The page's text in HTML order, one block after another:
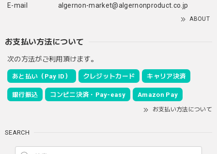
E-mail
algernon-market@algernonproduct.co.jp
ABOUT
お支払い方法について
次の方法がご利用頂けます。
あと払い（Pay ID） クレジットカード キャリア決済
銀行振込 コンビニ決済・Pay-easy Amazon Pay
お支払い方法について
SEARCH